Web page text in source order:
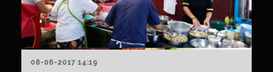
08-06-2017 14:19